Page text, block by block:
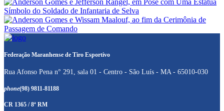
Federação Maranhense de Tiro Esportivo
Rua Afonso Pena n° 291, sala 01 - Centro - São Luís - MA - 65010-030
phone(98) 9811-81188
CR 1365 / 8ª RM